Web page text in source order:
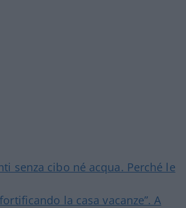
senza cibo né acqua. Perché le
la casa vacanze”. A